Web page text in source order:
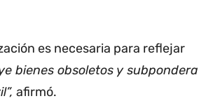
es necesaria para reflejar
bienes obsoletos y subpondera
afirmó.